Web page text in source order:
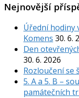
Nejnovější
Úřední hodiny
Komens 30. 6.
Den
30. 6. 2026
Rozloučení se
5. A a 5. B –
památečních